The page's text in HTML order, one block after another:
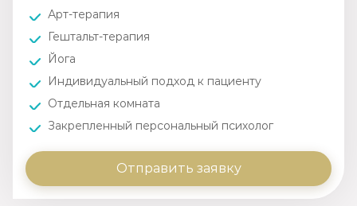
Арт-терапия
Гештальт-терапия
Йога
Индивидуальный подход к пациенту
Отдельная комната
Закрепленный персональный психолог
Отправить заявку